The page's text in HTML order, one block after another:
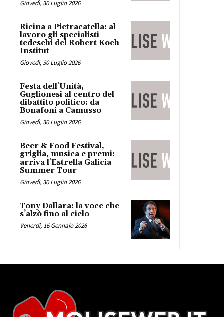
Giovedì, 30 Luglio 2026
Ricina a Pietracatella: al
lavoro gli specialisti
tedeschi del Robert Koch
Institut
Giovedì, 30 Luglio 2026
Festa dell'Unità,
Guglionesi al centro del
dibattito politico: da
Bonafoni a Camusso
Giovedì, 30 Luglio 2026
Beer & Food Festival,
griglia, musica e premi:
arriva l'Estrella Galicia
Summer Tour
Giovedì, 30 Luglio 2026
Tony Dallara: la voce che
s’alzò fino al cielo
Venerdì, 16 Gennaio 2026